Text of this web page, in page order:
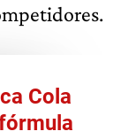
Cola